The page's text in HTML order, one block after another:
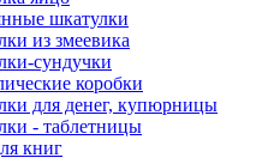
шкатулки
из змеевика
сундучки
коробки
для денег, купюрницы
- таблетницы
книг